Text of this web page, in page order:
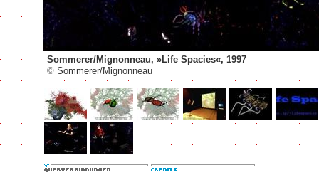
Sommerer/Mignonneau, »Life Spacies«, 1997
© Sommerer/Mignonneau